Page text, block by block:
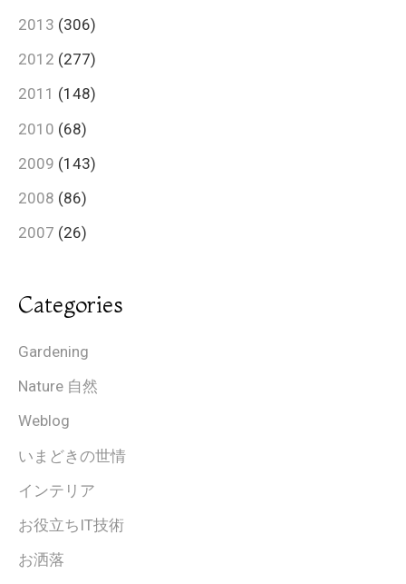
2013 (306)
2012 (277)
2011 (148)
2010 (68)
2009 (143)
2008 (86)
2007 (26)
Categories
Gardening
Nature 自然
Weblog
いまどきの世情
インテリア
お役立ちIT技術
お洒落